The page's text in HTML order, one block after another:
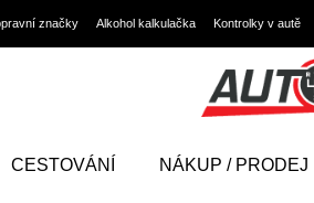
značky Alkohol kalkulačka Kontrolky v autě
CESTOVÁNÍ NÁKUP / PRODEJ